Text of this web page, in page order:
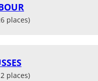
places)
places)